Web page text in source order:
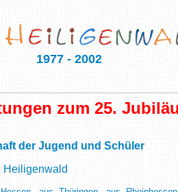
1977 - 2002
zum 25.
der Jugend und Schüler
Heiligenwald